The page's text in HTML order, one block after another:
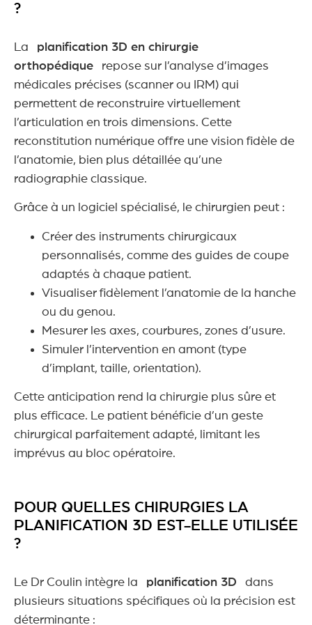
?
La planification 3D en chirurgie
orthopédique repose sur l’analyse d’images
médicales précises (scanner ou IRM) qui
permettent de reconstruire virtuellement
l’articulation en trois dimensions. Cette
reconstitution numérique offre une vision fidèle de
l’anatomie, bien plus détaillée qu’une
radiographie classique.
Grâce à un logiciel spécialisé, le chirurgien peut :
Créer des instruments chirurgicaux
personnalisés, comme des guides de coupe
adaptés à chaque patient.
Visualiser fidèlement l’anatomie de la hanche
ou du genou.
Mesurer les axes, courbures, zones d’usure.
Simuler l’intervention en amont (type
d’implant, taille, orientation).
Cette anticipation rend la chirurgie plus sûre et
plus efficace. Le patient bénéficie d’un geste
chirurgical parfaitement adapté, limitant les
imprévus au bloc opératoire.
POUR QUELLES CHIRURGIES LA
PLANIFICATION 3D EST-ELLE UTILISÉE
?
Le Dr Coulin intègre la planification 3D dans
plusieurs situations spécifiques où la précision est
déterminante :